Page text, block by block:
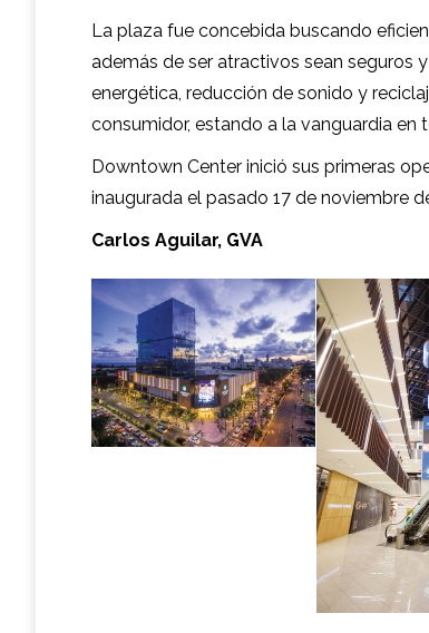
La plaza fue concebida buscando
además de ser atractivos sean seguros
energética, reducción de sonido y
consumidor, estando a la vanguardia
Downtown Center inició sus primeras
inaugurada el pasado 17 de noviembre
Carlos Aguilar, GVA